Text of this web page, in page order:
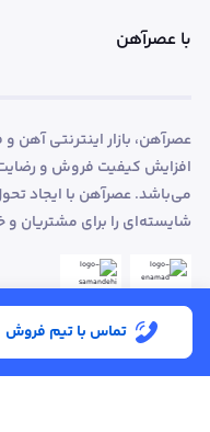
تماس با تیم فروش
با عصرآهن
عصرآهن، بازار اینترنتی آهن
افزایش کیفیت فروش و
می‌باشد. عصرآهن با ایجاد
شایسته‌ای را برای مشتریان و
ساعت کاری:شنبه تا